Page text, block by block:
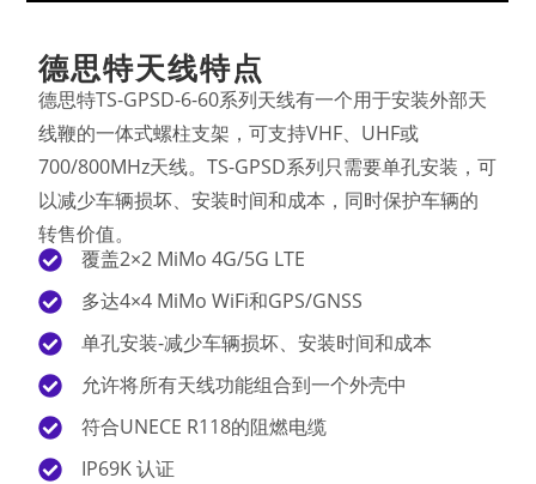
德思特天线特点
德思特TS-GPSD-6-60系列天线有一个用于安装外部天
线鞭的一体式螺柱支架，可支持VHF、UHF或
700/800MHz天线。TS-GPSD系列只需要单孔安装，可
以减少车辆损坏、安装时间和成本，同时保护车辆的
转售价值。
覆盖2×2 MiMo 4G/5G LTE
多达4×4 MiMo WiFi和GPS/GNSS
单孔安装-减少车辆损坏、安装时间和成本
允许将所有天线功能组合到一个外壳中
符合UNECE R118的阻燃电缆
IP69K 认证